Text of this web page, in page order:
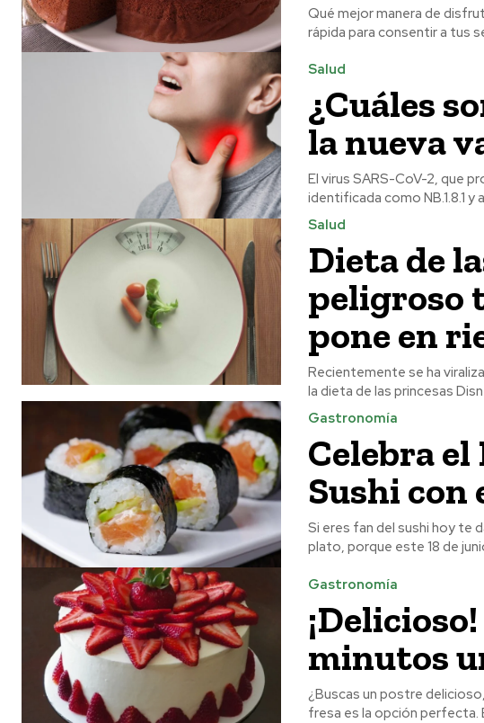
Qué mejor manera de
rápida para consentir a tus
Salud
¿Cuáles
la nueva
El virus SARS-CoV-2, que
identificada como NB.1.8.1
Salud
Dieta de
peligroso
pone en
Recientemente se ha
la dieta de las princesas
Gastronomía
Celebra
Sushi con
Si eres fan del sushi hoy te
plato, porque este 18 de
Gastronomía
minutos
¿Buscas un postre
fresa es la opción perfecta.